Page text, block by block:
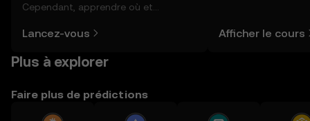
Cependant, apprendre où et
plus simple que vous ne l’imaginez.
l'application mobile OKX ou
Lancez-vous Afficher le cours
Plus à explorer
Faire plus de prédictions